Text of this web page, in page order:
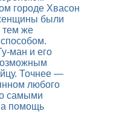
городе Хвасон
были
тем же
ман и его
Точнее —
любого
самыми
помощь